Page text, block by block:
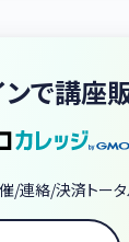
の講座も企画開催
ンで講座
/連絡/決済トー